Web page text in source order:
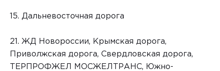
15. Дальневосточная дорога
21. ЖД Новороссии, Крымская дорога,
Приволжская дорога, Свердловская дорога,
ТЕРПРОФЖЕЛ МОСЖЕЛТРАНС, Южно-